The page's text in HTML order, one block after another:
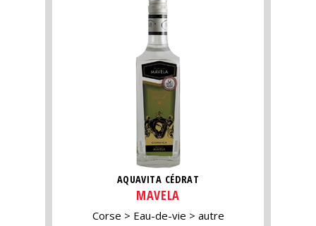
AQUAVITA CÉDRAT
MAVELA
Corse Eau-de-vie autre